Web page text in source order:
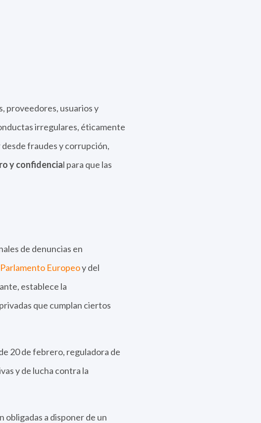
proveedores, usuarios y
irregulares, éticamente
fraudes y corrupción,
y confidencial para que las
de denuncias en
Europeoy del
establece la
que cumplan ciertos
20 de febrero, reguladora de
y de lucha contra la
obligadas a disponer de un